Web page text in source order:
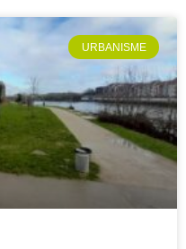
URBANISME